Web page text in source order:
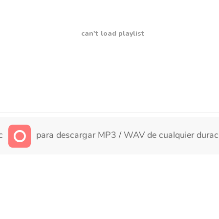
can't load playlist
para descargar MP3 / WAV de cualquier